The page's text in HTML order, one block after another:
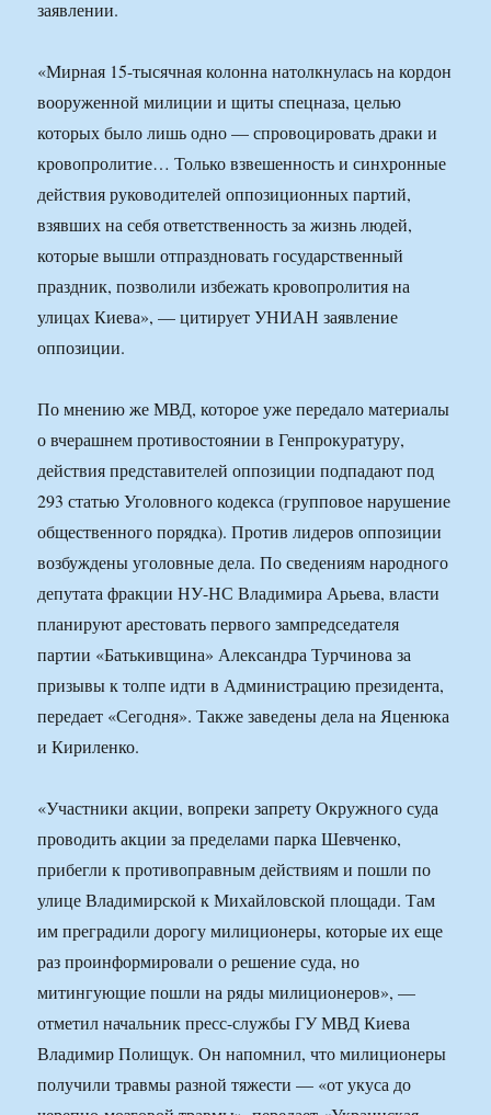
заявлении.
«Мирная 15-тысячная колонна натолкнулась на кордон
вооруженной милиции и щиты спецназа, целью
которых было лишь одно — спровоцировать драки и
кровопролитие… Только взвешенность и синхронные
действия руководителей оппозиционных партий,
взявших на себя ответственность за жизнь людей,
которые вышли отпраздновать государственный
праздник, позволили избежать кровопролития на
улицах Киева», — цитирует УНИАН заявление
оппозиции.
По мнению же МВД, которое уже передало материалы
о вчерашнем противостоянии в Генпрокуратуру,
действия представителей оппозиции подпадают под
293 статью Уголовного кодекса (групповое нарушение
общественного порядка). Против лидеров оппозиции
возбуждены уголовные дела. По сведениям народного
депутата фракции НУ-НС Владимира Арьева, власти
планируют арестовать первого зампредседателя
партии «Батькивщина» Александра Турчинова за
призывы к толпе идти в Администрацию президента,
передает «Сегодня». Также заведены дела на Яценюка
и Кириленко.
«Участники акции, вопреки запрету Окружного суда
проводить акции за пределами парка Шевченко,
прибегли к противоправным действиям и пошли по
улице Владимирской к Михайловской площади. Там
им преградили дорогу милиционеры, которые их еще
раз проинформировали о решение суда, но
митингующие пошли на ряды милиционеров», —
отметил начальник пресс-службы ГУ МВД Киева
Владимир Полищук. Он напомнил, что милиционеры
получили травмы разной тяжести — «от укуса до